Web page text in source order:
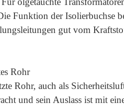
Funktion der Isolierbuchse
gut vom
Rohr
Rohr, auch als
und sein Auslass ist mit